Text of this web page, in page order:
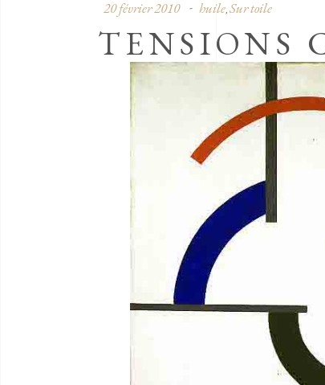
20 février 2010 huile, Sur toile
TENSIONS